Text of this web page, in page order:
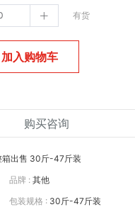
有货
加入购物车
购买咨询
箱出售 30斤-47斤装
品牌 : 其他
包装规格 : 30斤-47斤装